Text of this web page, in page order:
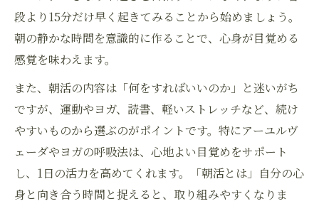
健康志向の朝活新常識と効果的な取り入れ
方
朝活やること選びで健康的なスタートを切
る
朝活とは何か最新の視点で見直そう
健康維持に役立つ朝活の新常識ポイント集
朝活の効果を高める理想的な睡眠スケジュール
段より15分だけ早く起きてみることから始めましょう。
朝の静かな時間を意識的に作ることで、心身が目覚める
感覚を味わえます。
また、朝活の内容は「何をすればいいのか」と迷いがち
ですが、運動やヨガ、読書、軽いストレッチなど、続け
やすいものから選ぶのがポイントです。特にアーユルヴ
ェーダやヨガの呼吸法は、心地よい目覚めをサポート
し、1日の活力を高めてくれます。「朝活とは」自分の心
身と向き合う時間と捉えると、取り組みやすくなりま